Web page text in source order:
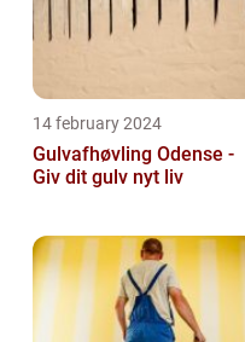
14 february 2024
Gulvafhøvling Odense -
Giv dit gulv nyt liv